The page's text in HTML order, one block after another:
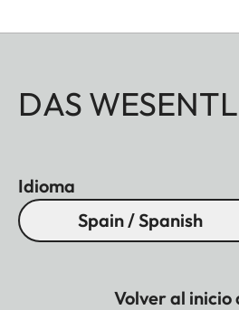
DAS
Idioma
Spain / Spanish
Volver al inicio